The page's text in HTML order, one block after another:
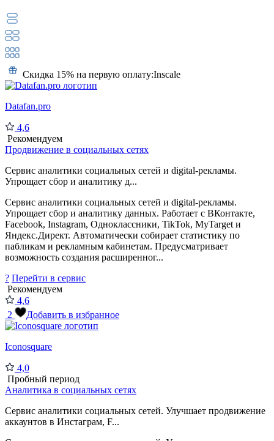
Скидка 15% на первую оплату:Inscale
Datafan.pro
4,6
Рекомендуем
Продвижение в социальных сетях
Сервис аналитики социальных сетей и digital-рекламы.
Упрощает сбор и аналитику д...
Сервис аналитики социальных сетей и digital-рекламы.
Упрощает сбор и аналитику данных. Работает с ВКонтакте,
Facebook, Instagram, Одноклассники, TikTok, MyTarget и
Яндекс.Директ. Автоматически собирает статистику по
пабликам и рекламным кабинетам. Предусматривает
возможность создания расширенног...
? Перейти в сервис
Рекомендуем
4,6
2
Добавить в избранное
Iconosquare
4,0
Пробный период
Аналитика в социальных сетях
Сервис аналитики социальных сетей. Улучшает продвижение
аккаунтов в Инстаграм, F...